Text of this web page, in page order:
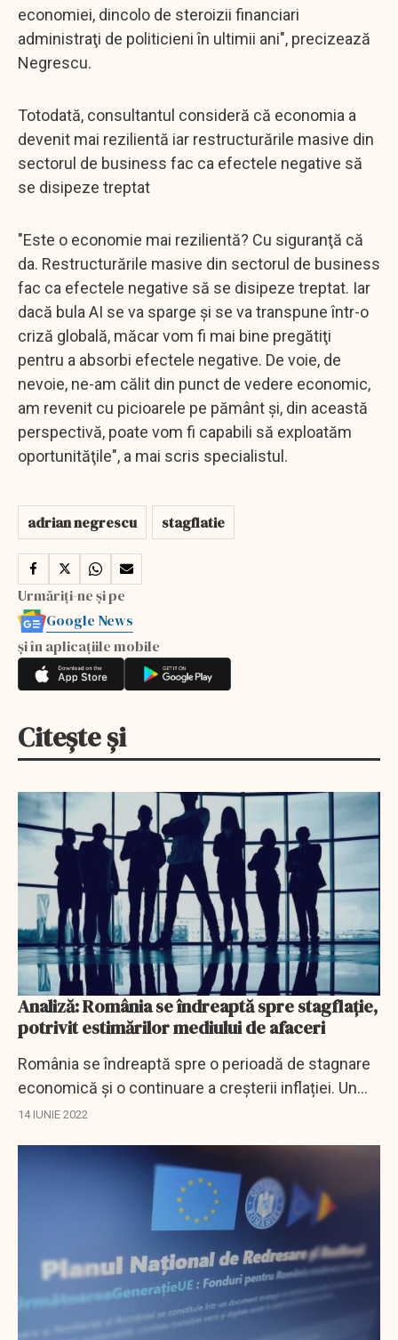
economiei, dincolo de steroizii financiari
administraţi de politicieni în ultimii ani", precizează
Negrescu.
Totodată, consultantul consideră că economia a
devenit mai rezilientă iar restructurările masive din
sectorul de business fac ca efectele negative să
se disipeze treptat
"Este o economie mai rezilientă? Cu siguranţă că
da. Restructurările masive din sectorul de business
fac ca efectele negative să se disipeze treptat. Iar
dacă bula AI se va sparge şi se va transpune într-o
criză globală, măcar vom fi mai bine pregătiţi
pentru a absorbi efectele negative. De voie, de
nevoie, ne-am călit din punct de vedere economic,
am revenit cu picioarele pe pământ şi, din această
perspectivă, poate vom fi capabili să exploatăm
oportunităţile", a mai scris specialistul.
adrian negrescu stagflatie
Urmăriți-ne și pe
Google News
și în aplicațiile mobile
Citește și
Analiză: România se îndreaptă spre stagflație,
potrivit estimărilor mediului de afaceri
România se îndreaptă spre o perioadă de stagnare
economică și o continuare a creșterii inflației. Un
scenariu potențial, cunoscut sub numele de
14 IUNIE 2022